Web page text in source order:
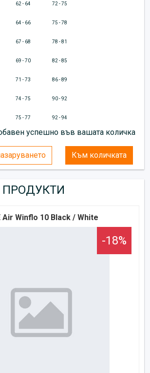
62 - 64 72 - 75
64 - 66 75 - 78
67 - 68 78 - 81
69 - 70 82 - 85
71 - 73 86 - 89
74 - 75 90 - 92
75 - 77 92 - 94
успешно във вашата количка
Към количката
Air Winflo 10 Black / White
-18%